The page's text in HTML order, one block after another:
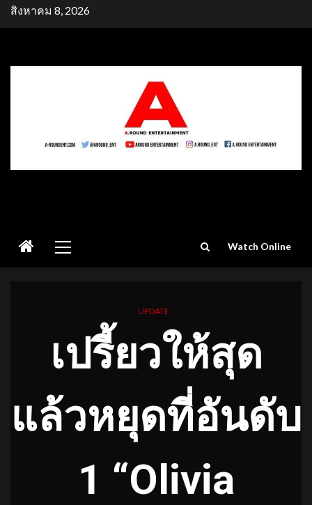
Skipสิงหาคม 8, 2026
Menu
Watch Online
UPDATE
เปรี้ยวให้สุด
แล้วหยุดที่อันดับ
1 “Olivia